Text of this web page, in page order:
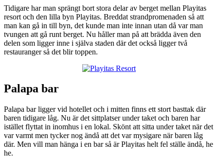
Tidigare har man sprängt bort stora delar av berget mellan Playitas
resort och den lilla byn Playitas. Breddat strandpromenaden så att
man kan gå in till byn, det kunde man inte innan utan då var man
tvungen att gå runt berget. Nu håller man på att brädda även den
delen som ligger inne i själva staden där det också ligger två
restauranger så det blir toppen.
Palapa bar
Palapa bar ligger vid hotellet och i mitten finns ett stort basttak där
baren tidigare låg. Nu är det sittplatser under taket och baren har
istället flyttat in inomhus i en lokal. Skönt att sitta under taket när det
var varmt men tycker nog ändå att det var mysigare när baren låg
där. Men vill man hänga i en bar så är Playitas helt fel ställe ändå, he
he.